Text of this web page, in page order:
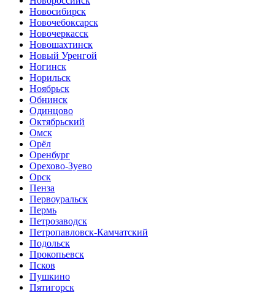
Новосибирск
Новочебоксарск
Новочеркасск
Новошахтинск
Новый Уренгой
Ногинск
Норильск
Ноябрьск
Обнинск
Одинцово
Октябрьский
Омск
Орёл
Оренбург
Орехово-Зуево
Орск
Пенза
Первоуральск
Пермь
Петрозаводск
Петропавловск-Камчатский
Подольск
Прокопьевск
Псков
Пушкино
Пятигорск